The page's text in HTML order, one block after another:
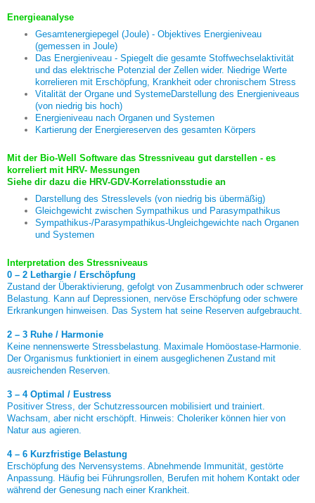
Energieanalyse
Gesamtenergiepegel (Joule) - Objektives Energieniveau
(gemessen in Joule)
Das Energieniveau - Spiegelt die gesamte Stoffwechselaktivität
und das elektrische Potenzial der Zellen wider. Niedrige Werte
korrelieren mit Erschöpfung, Krankheit oder chronischem Stress
Vitalität der Organe und SystemeDarstellung des Energieniveaus
(von niedrig bis hoch)
Energieniveau nach Organen und Systemen
Kartierung der Energiereserven des gesamten Körpers
Mit der Bio-Well Software das Stressniveau gut darstellen - es
korreliert mit HRV- Messungen
Siehe dir dazu die HRV-GDV-Korrelationsstudie an
Darstellung des Stresslevels (von niedrig bis übermäßig)
Gleichgewicht zwischen Sympathikus und Parasympathikus
Sympathikus-/Parasympathikus-Ungleichgewichte nach Organen
und Systemen
Interpretation des Stressniveaus
0 – 2 Lethargie / Erschöpfung
Zustand der Überaktivierung, gefolgt von Zusammenbruch oder schwerer
Belastung. Kann auf Depressionen, nervöse Erschöpfung oder schwere
Erkrankungen hinweisen. Das System hat seine Reserven aufgebraucht.
2 – 3 Ruhe / Harmonie
Keine nennenswerte Stressbelastung. Maximale Homöostase-Harmonie.
Der Organismus funktioniert in einem ausgeglichenen Zustand mit
ausreichenden Reserven.
3 – 4 Optimal / Eustress
Positiver Stress, der Schutzressourcen mobilisiert und trainiert.
Wachsam, aber nicht erschöpft. Hinweis: Choleriker können hier von
Natur aus agieren.
4 – 6 Kurzfristige Belastung
Erschöpfung des Nervensystems. Abnehmende Immunität, gestörte
Anpassung. Häufig bei Führungsrollen, Berufen mit hohem Kontakt oder
während der Genesung nach einer Krankheit.